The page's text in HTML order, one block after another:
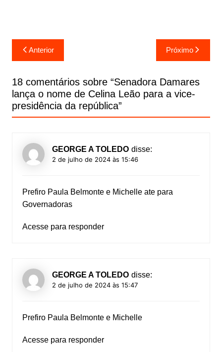
Navegação
de
Post
Anterior Próximo
18 comentários sobre “Senadora Damares
lança o nome de Celina Leão para a vice-
presidência da república”
GEORGE A TOLEDO disse:
2 de julho de 2024 às 15:46
Prefiro Paula Belmonte e Michelle ate para
Governadoras
Acesse para responder
GEORGE A TOLEDO disse:
2 de julho de 2024 às 15:47
Prefiro Paula Belmonte e Michelle
Acesse para responder